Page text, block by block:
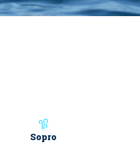
Sopro